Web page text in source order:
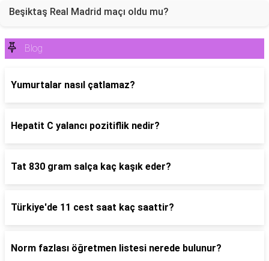
Beşiktaş Real Madrid maçı oldu mu?
Blog
Yumurtalar nasıl çatlamaz?
Hepatit C yalancı pozitiflik nedir?
Tat 830 gram salça kaç kaşık eder?
Türkiye'de 11 cest saat kaç saattir?
Norm fazlası öğretmen listesi nerede bulunur?